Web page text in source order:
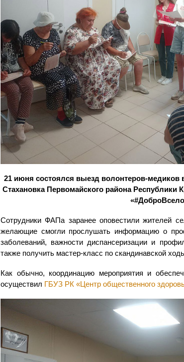
21 июня состоялся выезд волонтеров-медиков
Стахановка Первомайского района Республики
Сотрудники ФАПа заранее оповестили жителей
желающие смогли прослушать информацию о
заболеваний, важности диспансеризации и
также получить мастер-класс по скандинавской
Как обычно, координацию мероприятия и
осуществил ГБУЗ РК «Центр общественного